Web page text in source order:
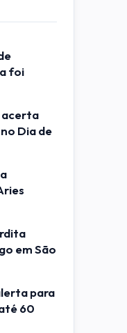
foi
acerta
Dia de
em São
para
60